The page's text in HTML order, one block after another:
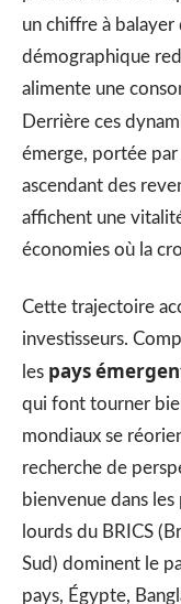
un chiffre à balayer
démographique
alimente une
Derrière ces
émerge, portée
ascendant des
affichent une
économies où la
Cette trajectoire
investisseurs.
les pays
qui font tourner
mondiaux se
recherche de
bienvenue dans
lourds du BRICS
Sud) dominent le
pays, Égypte,